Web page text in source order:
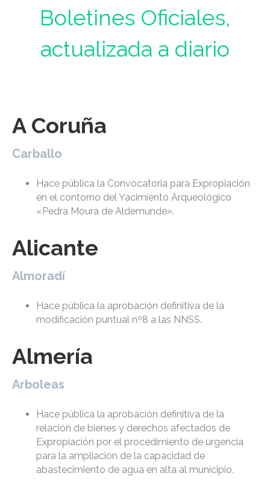
Boletines Oficiales,
actualizada a diario
A Coruña
Carballo
Hace pública la Convocatoria para Expropiación
en el contorno del Yacimiento Arqueológico
«Pedra Moura de Aldemunde».
Alicante
Almoradí
Hace pública la aprobación definitiva de la
modificación puntual nº8 a las NNSS.
Almería
Arboleas
Hace pública la aprobación definitiva de la
relación de bienes y derechos afectados de
Expropiación por el procedimiento de urgencia
para la ampliación de la capacidad de
abastecimiento de agua en alta al municipio.